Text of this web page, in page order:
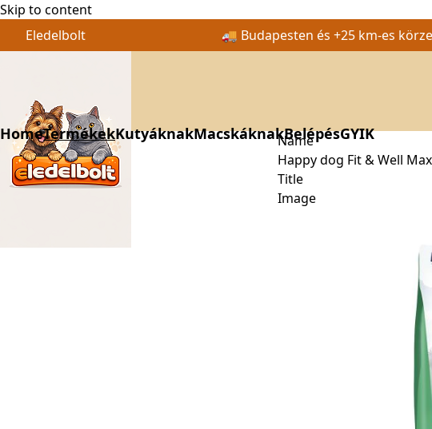
Skip to content
Eledelbolt
🚚 Budapesten és +25 km-es
HomeTermékekKutyáknakMacskáknakBelépésGYIK
Name
Happy dog Fit & Well
Title
Image